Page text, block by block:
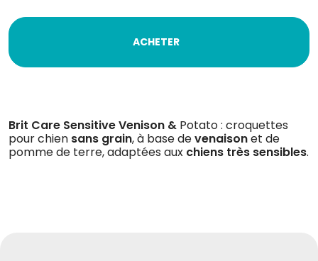
ACHETER
Brit Care Sensitive Venison & Potato : croquettes
pour chien sans grain, à base devenaisonet de
pomme de terre, adaptées aux chiens très sensibles.